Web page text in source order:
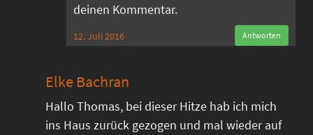
deinen Kommentar.
12. Juli 2016 Antworten
Elke Bachran
Hallo Thomas, bei dieser Hitze hab ich mich
ins Haus zurück gezogen und mal wieder auf